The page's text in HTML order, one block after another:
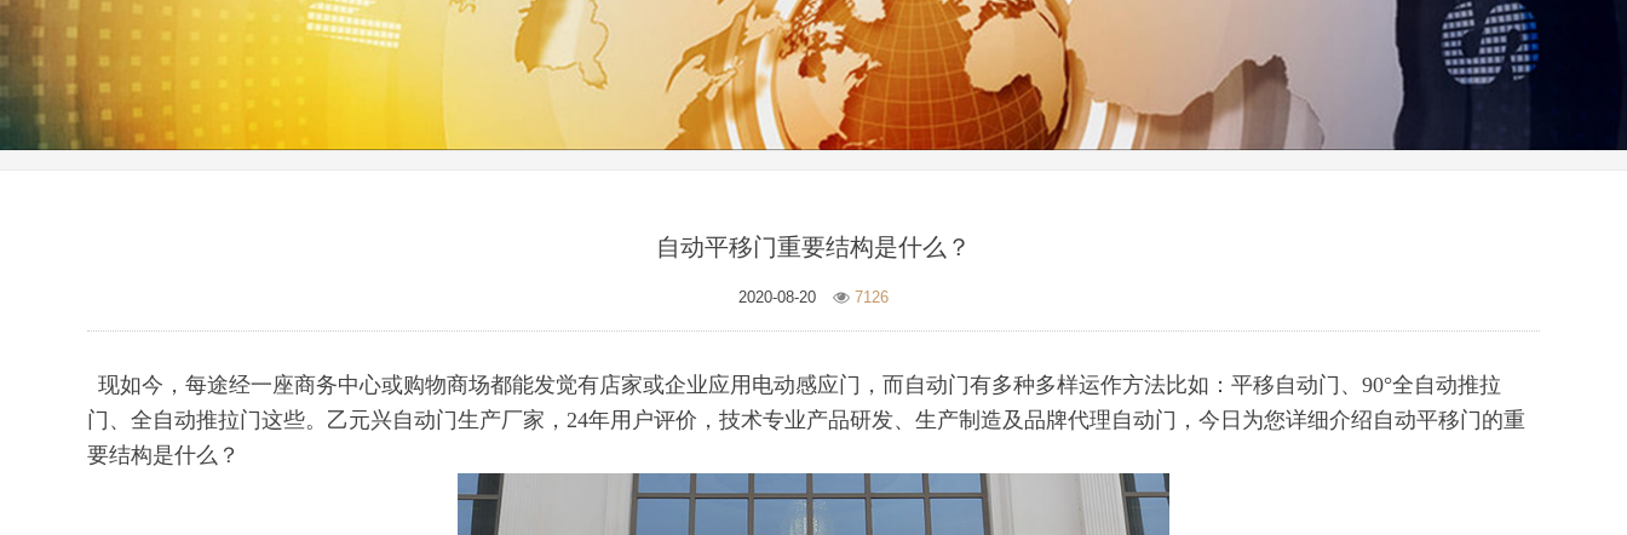
自动平移门重要结构是什么？
2020-08-20 7126
现如今，每途经一座商务中心或购物商场都能发觉有店家或企业应用电动感应门，而自动门有多种多样运作方法比如：平移自动门、90°全自动推拉
门、全自动推拉门这些。乙元兴自动门生产厂家，24年用户评价，技术专业产品研发、生产制造及品牌代理自动门，今日为您详细介绍自动平移门的重
要结构是什么？